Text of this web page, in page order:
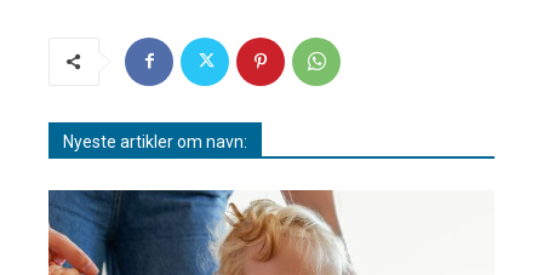
Nyeste artikler om navn: